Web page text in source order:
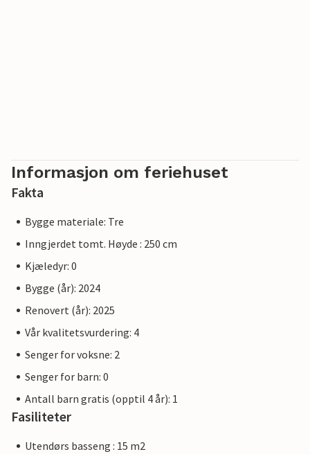
Informasjon om feriehuset
Fakta
Bygge materiale: Tre
Inngjerdet tomt. Høyde : 250 cm
Kjæledyr: 0
Bygge (år): 2024
Renovert (år): 2025
Vår kvalitetsvurdering: 4
Senger for voksne: 2
Senger for barn: 0
Antall barn gratis (opptil 4 år): 1
Fasiliteter
Utendørs basseng : 15 m2